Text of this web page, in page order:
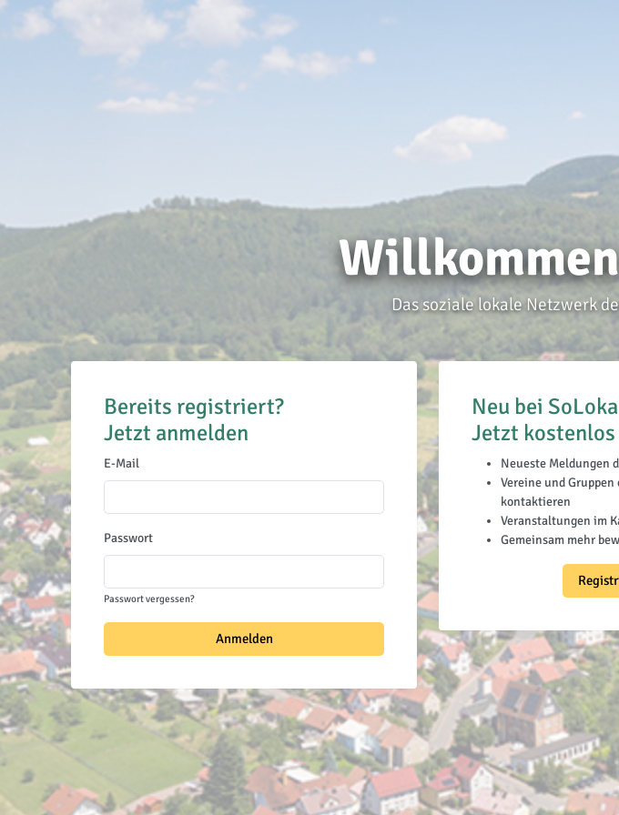
Das soziale lokale Netzwerk
Bereits registriert?
Jetzt anmelden
E-Mail
Passwort
Passwort vergessen?
Anmelden
Neu bei
Jetzt
Neueste Meldungen
Vereine und
kontaktieren
Veranstaltungen im
Gemeinsam mehr